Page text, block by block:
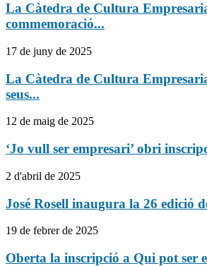
La Càtedra de Cultura
commemoració...
17 de juny de 2025
La Càtedra de Cultura
seus...
12 de maig de 2025
‘Jo vull ser empresari’ obri
2 d'abril de 2025
José Rosell inaugura la 26 edició
19 de febrer de 2025
Oberta la inscripció a Qui pot ser